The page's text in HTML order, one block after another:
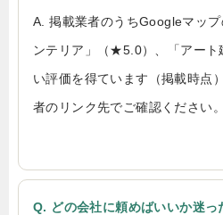
A. 掲載業者のうちGoogleマッ
ンテリア」（★5.0）、「アー
い評価を得ています（掲載時点
者のリンク先でご確認ください。
Q. どの会社に頼めばいいか迷っ